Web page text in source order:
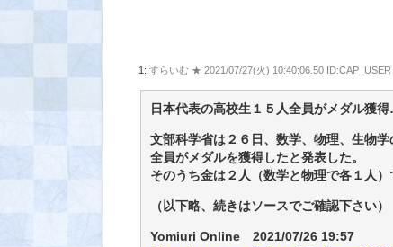
1:すらいむ ★ 2021/07/27(火) 10:40:06.50 ID:CAP_USER
日本代表の高校生１５人全員がメダル獲
文部科学省は２６日、数学、物理、生物
全員がメダルを獲得したと発表した。
そのうち金は２人（数学と物理で各１人）
（以下略、続きはソースでご確認下さい）
Yomiuri Online 2021/07/26 19:57